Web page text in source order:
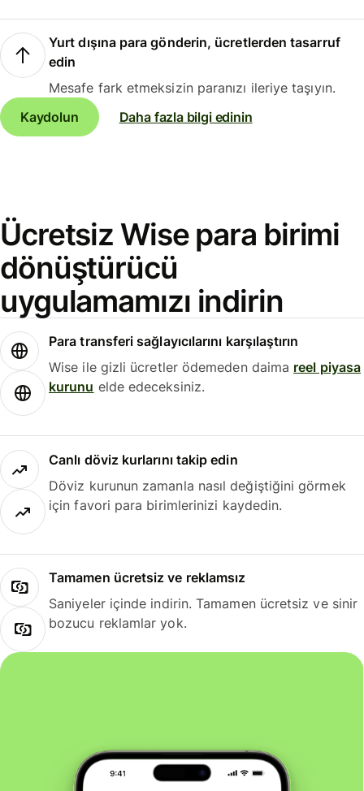
Yurt dışına para gönderin, ücretlerden tasarruf
edin
Mesafe fark etmeksizin paranızı ileriye taşıyın.
Kaydolun
Daha fazla bilgi edinin
Ücretsiz Wise para birimi
dönüştürücü
uygulamamızı indirin
Para transferi sağlayıcılarını karşılaştırın
Wise ile gizli ücretler ödemeden daima reel piyasa
kurunu elde edeceksiniz.
Canlı döviz kurlarını takip edin
Döviz kurunun zamanla nasıl değiştiğini görmek
için favori para birimlerinizi kaydedin.
Tamamen ücretsiz ve reklamsız
Saniyeler içinde indirin. Tamamen ücretsiz ve sinir
bozucu reklamlar yok.